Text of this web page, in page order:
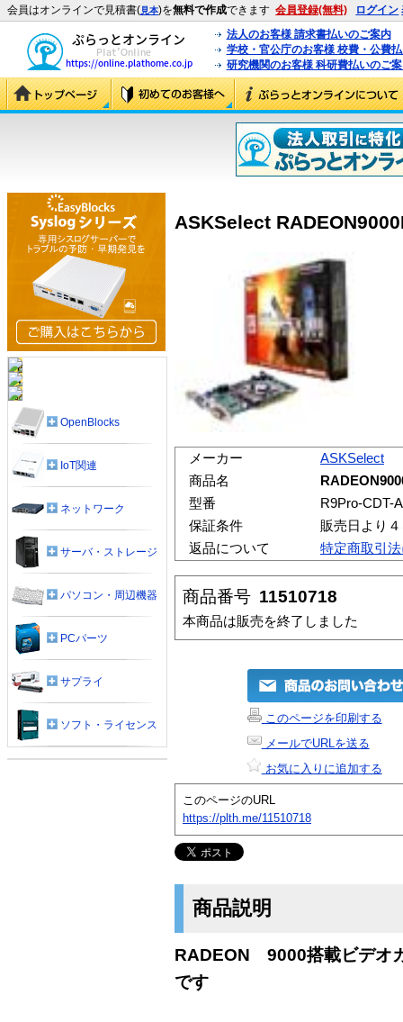
会員はオンラインで見積書(見本)を無料で作成できます 会員登録(無料) ログイン
法人のお客様 請求書払いのご案内
学校・官公庁のお客様 校費・公費
研究機関のお客様 科研費払いのご
ASKSelect
メーカー
ASKSelect
商品名
型番
R9Pro-CDT-
保証条件
販売日より
返品について
特定商取引
商品番号 11510718
本商品は販売を終了しました
このページを印刷する
メールでURLを送る
お気に入りに追加する
このページのURL
https://plth.me/11510718
商品説明
RADEON 9000搭載ビデオ
です
OpenBlocks
IoT関連
ネットワーク
サーバ・ストレージ
パソコン・周辺機器
PCパーツ
サプライ
ソフト・ライセンス